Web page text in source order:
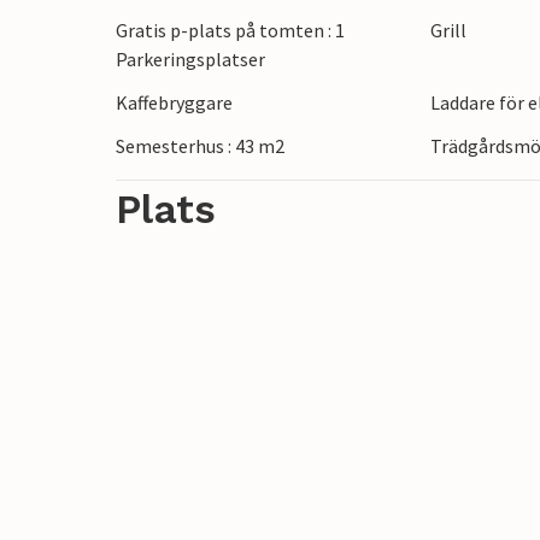
till den närbelägna fyren Långe Erik och
Gratis p-plats på tomten : 1
Parkeringsplatser
Grill
Kaffebryggare Laddare för
Semesterhus : 43 m2
Plats